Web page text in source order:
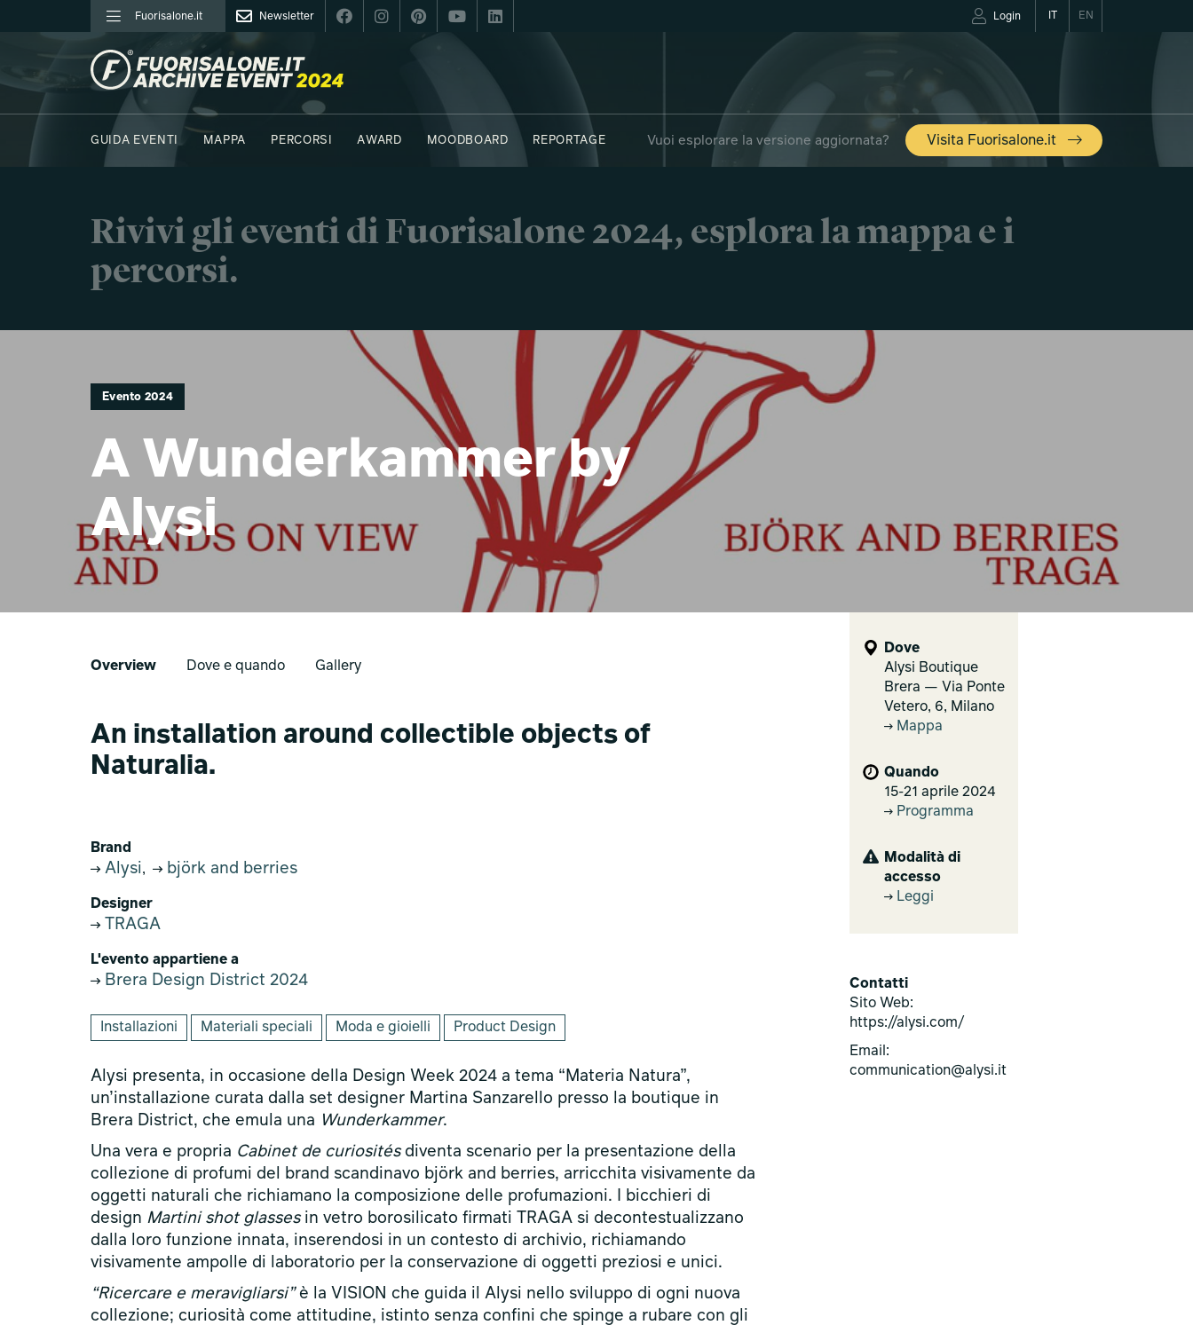
Fuorisalone.it Newsletter EN
Login
FUORISALONE.IT
GUIDA EVENTI
MAPPA PERCORSI AWARD MOODBOARD REPORTAGE Vuoi esplorare la versione aggiornata? Visita Fuorisalone.it
Rivivi gli eventi di Fuorisalone 2024, esplora la mappa e i
percorsi.
Evento 2024
A Wunderkammer by
Alysi
Overview Dove e quando Gallery
An installation around collectible objects of
Naturalia.
Brand
Alysi, björk and berries
Designer
TRAGA
L'evento appartiene a
Brera Design District 2024
Installazioni Materiali speciali Moda e gioielli Product Design
Alysi presenta, in occasione della Design Week 2024 a tema “Materia Natura”,
un’installazione curata dalla set designer Martina Sanzarello presso la boutique in
Brera District, che emula una Wunderkammer.
Una vera e propria Cabinet de curiositésdiventa scenario per la presentazione della
collezione di profumi del brand scandinavo björk and berries, arricchita visivamente da
oggetti naturali che richiamano la composizione delle profumazioni. I bicchieri di
design Martini shot glassesin vetro borosilicato firmati TRAGA si decontestualizzano
dalla loro funzione innata, inserendosi in un contesto di archivio, richiamando
visivamente ampolle di laboratorio per la conservazione di oggetti preziosi e unici.
“Ricercare e meravigliarsi”è la VISION che guida il Alysi nello sviluppo di ogni nuova
collezione; curiosità come attitudine, istinto senza confini che spinge a rubare con gli
Dove
Alysi Boutique
Brera — Via Ponte
Vetero, 6, Milano
Mappa
Quando
15-21 aprile 2024
Programma
Modalità di
accesso
Leggi
Contatti
Sito Web:
https://alysi.com/
Email:
communication@alysi.it